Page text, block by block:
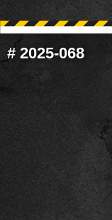
# 2025-068